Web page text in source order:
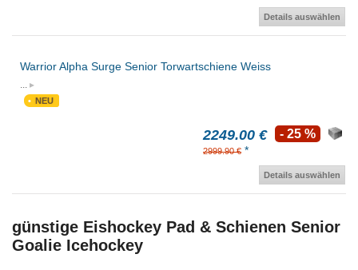
Details auswählen
Warrior Alpha Surge Senior Torwartschiene Weiss
...
NEU
2249.00 €
2999.90 € *
- 25 %
Details auswählen
günstige Eishockey Pad & Schienen Senior
Goalie Icehockey